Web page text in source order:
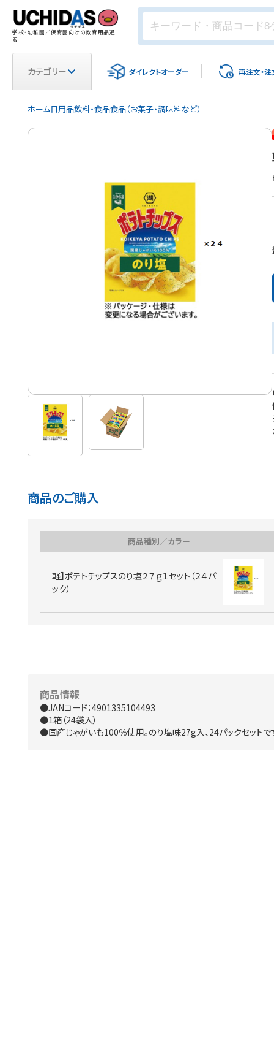
学校・幼稚園／保育園向けの教育用品通
販
カテゴリー ダイレクトオーダー 再注文・注
ホーム日用品飲料・食品食品（お菓子・調味料など）
商品のご購入
商品種別／カラー
軽】ポテトチップスのり塩２７ｇ１セット（２４パ
ック）
商品情報
●JANコード：4901335104493
●1箱（24袋入）
●国産じゃがいも100％使用。のり塩味27g入、24パックセットで